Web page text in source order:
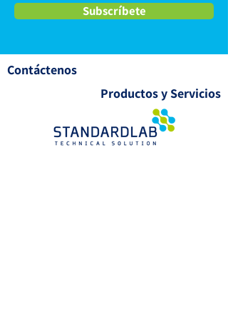
Subscríbete
Contáctenos
Productos y Servicios